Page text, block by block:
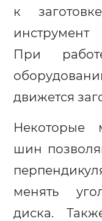
к
При
движется
Некоторые
шин
менять
диска.